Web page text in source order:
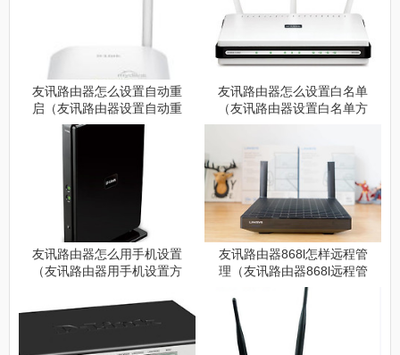
友讯路由器怎么设置自动重
启（友讯路由器设置自动重
启方法）
友讯路由器怎么设置白名单
（友讯路由器设置白名单方
友讯路由器怎么用手机设置
（友讯路由器用手机设置方
友讯路由器868l怎样远程管
理（友讯路由器868l远程管
理方法）